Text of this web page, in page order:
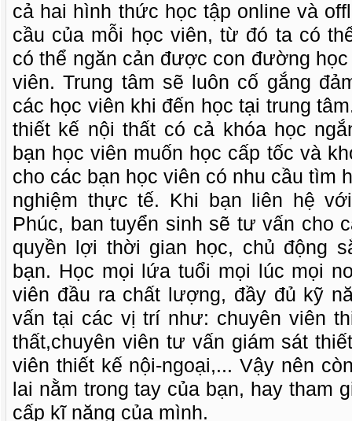
cả hai hình thức học tập online và
cầu của mỗi học viên, từ đó ta có
có thể ngăn cản được con đường
viên. Trung tâm sẽ luôn cố gắng
các học viên khi đến học tại trung
thiết kế nội thất có cả khóa học
bạn học viên muốn học cấp tốc và
cho các bạn học viên có nhu cầu tìm
nghiệm thực tế. Khi bạn liên hệ
Phúc, ban tuyển sinh sẽ tư vấn cho
quyền lợi thời gian học, chủ động
bạn. Học mọi lứa tuổi mọi lúc mọi
viên đầu ra chất lượng, đầy đủ kỹ
vấn tại các vị trí như: chuyên viên
thất,chuyên viên tư vấn giám sát
viên thiết kế nội-ngoại,... Vậy nên
lai nằm trong tay của bạn, hay tham
cấp kĩ năng của mình.